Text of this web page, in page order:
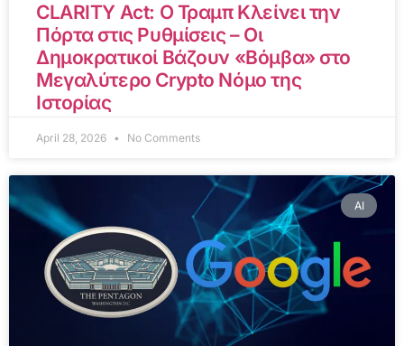
CLARITY Act: Ο Τραμπ Κλείνει την
Πόρτα στις Ρυθμίσεις – Οι
Δημοκρατικοί Βάζουν «Βόμβα» στο
Μεγαλύτερο Crypto Νόμο της
Ιστορίας
April 28, 2026 No Comments
AI